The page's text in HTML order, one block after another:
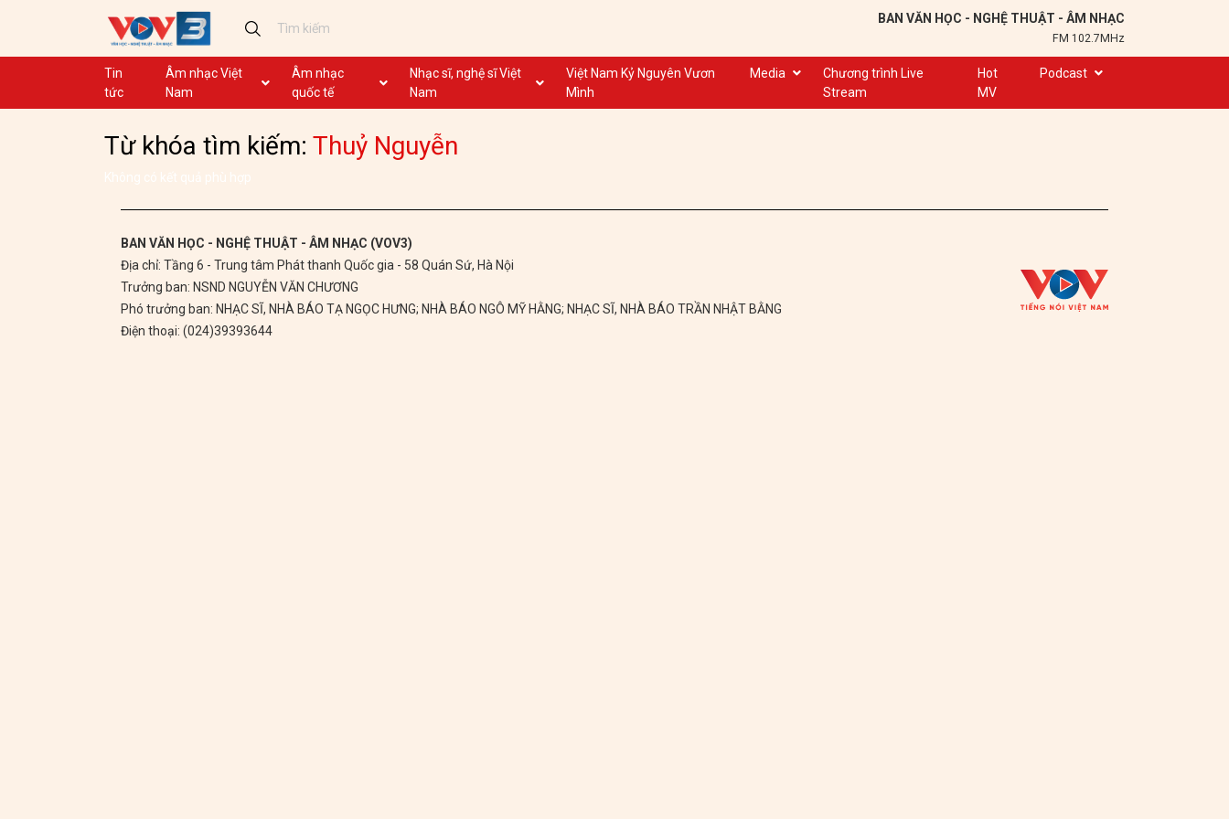
BAN VĂN HỌC - NGHỆ THUẬT - ÂM NHẠC
FM 102.7MHz
Tin
tức
Âm nhạc Việt
Nam
Ca khúc
Nhạc mới
Dân ca
GHTP
Chủ tịch Hồ Chí Minh
Ca khúc thi đua ái quốc
Ca nhạc theo yêu cầu
Âm nhạc
quốc tế
Ca khúc
Không lời
Nhạc sĩ, nghệ sĩ Việt
Nam
Nghệ sĩ biểu diễn VN
Nhạc sĩ VN
Việt Nam Kỷ Nguyên Vươn
Mình
Media
Dân ca
Chương trình Live
Stream
Hot
MV
Podcast
Trạm 102,7
Đôi bạn văn chương
Hành trình sáng tạo
Từ khóa tìm kiếm: Thuỷ Nguyễn
Không có kết quả phù hợp
BAN VĂN HỌC - NGHỆ THUẬT - ÂM NHẠC (VOV3)
Địa chỉ: Tầng 6 - Trung tâm Phát thanh Quốc gia - 58 Quán Sứ, Hà Nội
Trưởng ban: NSND NGUYỄN VĂN CHƯƠNG
Phó trưởng ban: NHẠC SĨ, NHÀ BÁO TẠ NGỌC HƯNG; NHÀ BÁO NGÔ MỸ HẰNG; NHẠC SĨ, NHÀ BÁO TRẦN NHẬT BẰNG
Điện thoại: (024)39393644